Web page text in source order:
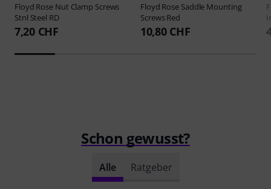
Floyd Rose Nut Clamp Screws
Stnl Steel RD
7,20 CHF
Floyd Rose Saddle Mounting
Screws Red
10,80 CHF
Schon gewusst?
Alle Ratgeber